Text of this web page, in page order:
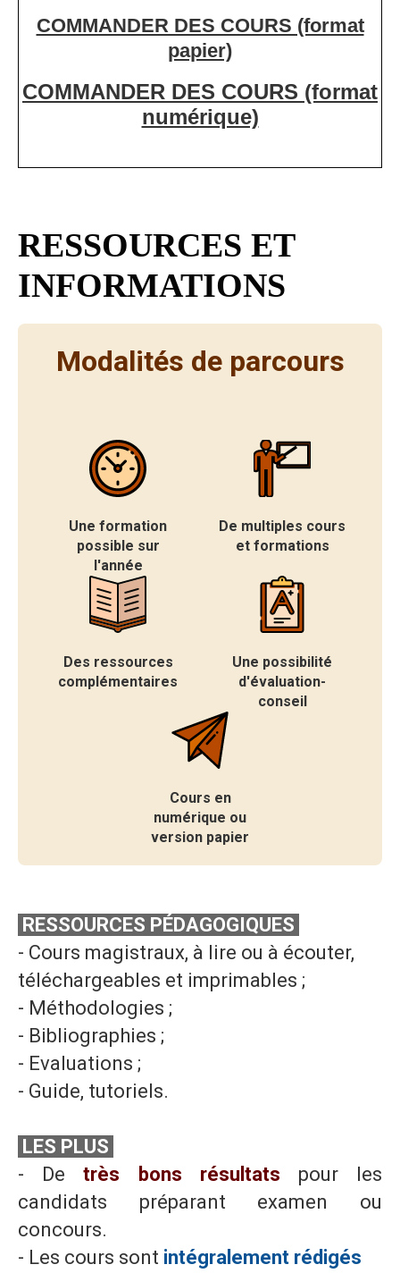
COMMANDER DES COURS (format
papier)
COMMANDER DES COURS (format
numérique)
RESSOURCES ET
INFORMATIONS
Modalités de parcours
Une formation
possible sur
l'année
De multiples cours
et formations
Des ressources
complémentaires
Une possibilité
d'évaluation-
conseil
Cours en
numérique ou
version papier
RESSOURCES PÉDAGOGIQUES
- Cours magistraux, à lire ou à écouter,
téléchargeables et imprimables ;
- Méthodologies ;
- Bibliographies ;
- Evaluations ;
- Guide, tutoriels.
LES PLUS
- De très bons résultats pour les
candidats préparant examen ou
concours.
- Les cours sont intégralement rédigés